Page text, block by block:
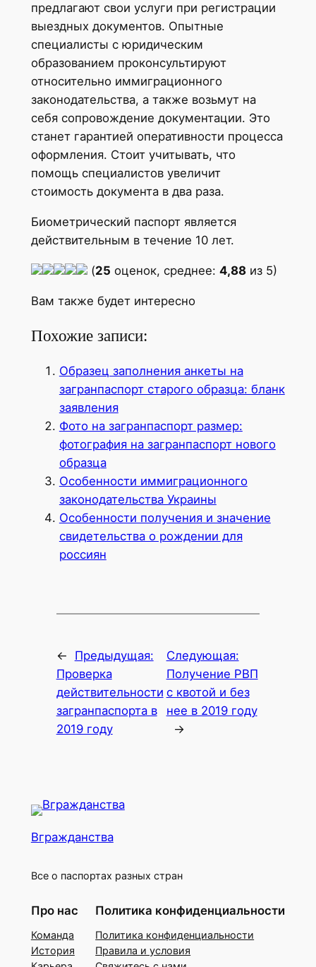
предлагают свои услуги при регистрации
выездных документов. Опытные
специалисты с юридическим
образованием проконсультируют
относительно иммиграционного
законодательства, а также возьмут на
себя сопровождение документации. Это
станет гарантией оперативности процесса
оформления. Стоит учитывать, что
помощь специалистов увеличит
стоимость документа в два раза.
Биометрический паспорт является
действительным в течение 10 лет.
(25 оценок, среднее: 4,88из 5)
Вам также будет интересно
Похожие записи:
Образец заполнения анкеты на
загранпаспорт старого образца: бланк
заявления
Фото на загранпаспорт размер:
фотография на загранпаспорт нового
образца
Особенности иммиграционного
законодательства Украины
Особенности получения и значение
свидетельства о рождении для
россиян
←
Предыдущая:
Проверка
действительности
загранпаспорта в
2019 году
Следующая:
Получение РВП
с квотой и без
нее в 2019 году
→
Вгражданства
Все о паспортах разных стран
Про нас
Команда
История
Политика конфиденциальности
Политика конфиденциальности
Правила и условия